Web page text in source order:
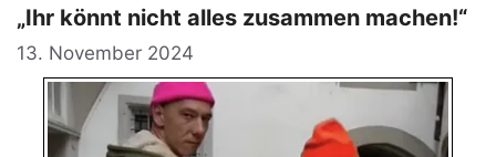
„Ihr könnt nicht alles zusammen machen!“
13. November 2024